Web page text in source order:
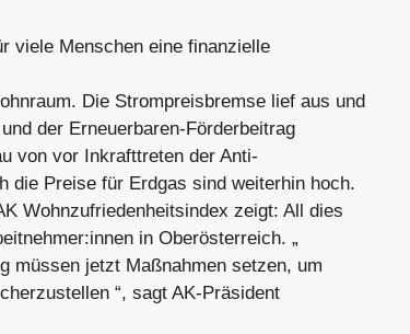
viele Menschen eine finanzielle
Die Strompreisbremse lief aus und
der Erneuerbaren-Förderbeitrag
von vor Inkrafttreten der Anti-
die Preise für Erdgas sind weiterhin hoch.
Wohnzufriedenheitsindex zeigt: All dies
in Oberösterreich. „
müssen jetzt Maßnahmen setzen, um
“, sagt AK-Präsident